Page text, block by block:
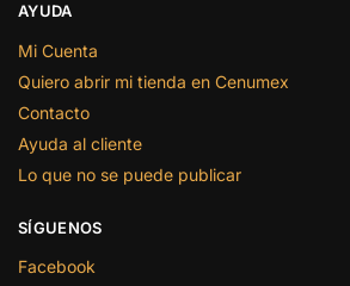
AYUDA
Mi Cuenta
Quiero abrir mi tienda en Cenumex
Contacto
Ayuda al cliente
Lo que no se puede publicar
SÍGUENOS
Facebook